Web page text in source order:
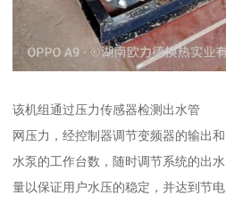
该机组通过压力传感器检测出水管
网压力，经控制器调节变频器的输出和
水泵的工作台数，随时调节系统的出水
量以保证用户水压的稳定，并达到节电